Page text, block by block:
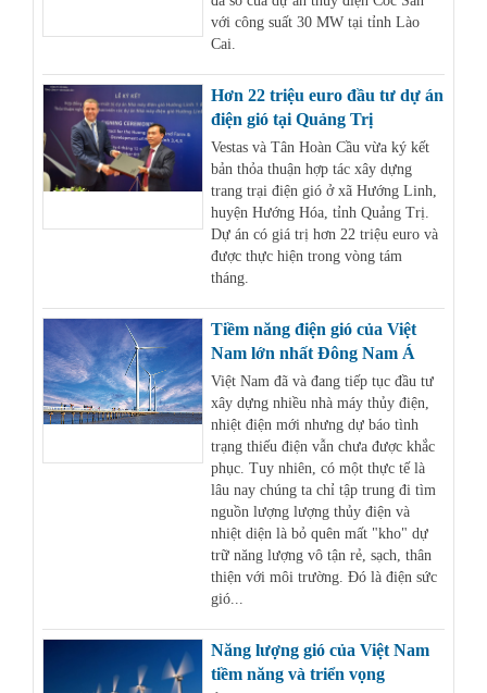
với công suất 30 MW tại tỉnh Lào
Cai.
Hơn 22 triệu euro đầu tư dự án
điện gió tại Quảng Trị
Vestas và Tân Hoàn Cầu vừa ký kết
bản thỏa thuận hợp tác xây dựng
trang trại điện gió ở xã Hướng Linh,
huyện Hướng Hóa, tỉnh Quảng Trị.
Dự án có giá trị hơn 22 triệu euro và
được thực hiện trong vòng tám
tháng.
Tiềm năng điện gió của Việt
Nam lớn nhất Đông Nam Á
Việt Nam đã và đang tiếp tục đầu tư
xây dựng nhiều nhà máy thủy điện,
nhiệt điện mới nhưng dự báo tình
trạng thiếu điện vẫn chưa được khắc
phục. Tuy nhiên, có một thực tế là
lâu nay chúng ta chỉ tập trung đi tìm
nguồn lượng lượng thủy điện và
nhiệt diện là bỏ quên mất "kho" dự
trữ năng lượng vô tận rẻ, sạch, thân
thiện với môi trường. Đó là điện sức
gió...
Năng lượng gió của Việt Nam
tiềm năng và triển vọng